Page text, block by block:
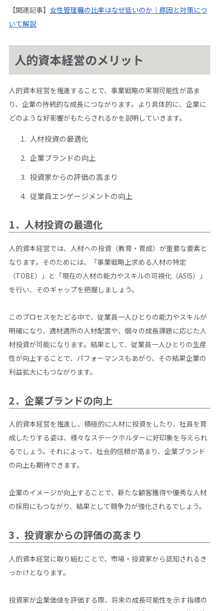
【関連記事】 女性管理職の比率はなぜ低いのか｜原因と対策につ
いて解説
人的資本経営のメリット
人的資本経営を推進することで、事業戦略の実現可能性が高ま
り、企業の持続的な成長につながります。より具体的に、企業に
どのような好影響がもたらされるかを説明していきます。
人材投資の最適化
企業ブランドの向上
投資家からの評価の高まり
従業員エンゲージメントの向上
1．人材投資の最適化
人的資本経営では、人材への投資（教育・育成）が重要な要素と
なります。そのためには、「事業戦略上求める人材の特定
（TOBE）」と「現在の人材の能力やスキルの可視化（ASIS）」
を行い、そのギャップを把握しましょう。
このプロセスをたどる中で、従業員一人ひとりの能力やスキルが
明確になり、適材適所の人材配置や、個々の成長課題に応じた人
材投資が可能になります。結果として、従業員一人ひとりの生産
性が向上することで、パフォーマンスもあがり、その結果企業の
利益拡大にもつながります。
2．企業ブランドの向上
人的資本経営を推進し、積極的に人材に投資をしたり、社員を育
成したりする姿は、様々なステークホルダーに好印象を与えられ
るでしょう。それによって、社会的信頼が高まり、企業ブランド
の向上も期待できます。
企業のイメージが向上することで、新たな顧客獲得や優秀な人材
の採用にもつながり、結果として競争力が強化されるでしょう。
3．投資家からの評価の高まり
人的資本経営に取り組むことで、市場・投資家から認知されるき
っかけとなります。
投資家が企業価値を評価する際、将来の成長可能性を示す指標の